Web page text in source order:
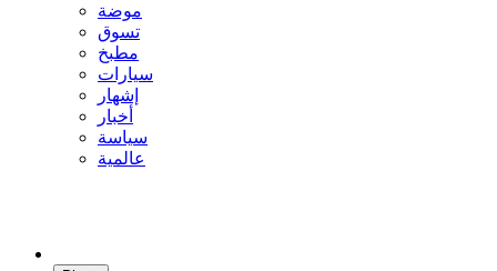
موضة
تسوق
مطبخ
سيارات
إشهار
أخبار
سياسة
عالمية